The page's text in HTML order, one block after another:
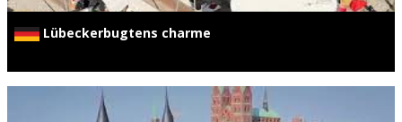
Lübeckerbugtens charme